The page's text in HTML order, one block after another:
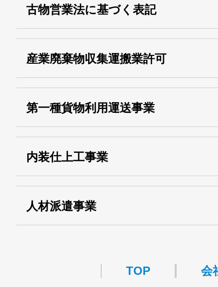
古物営業法に基づく表記
産業廃棄物収集運搬業許可
運搬業許可証番号：
13000155805
第一種貨物利用運送事業
事業
関自貨：
内装仕上工事業
人材派遣事業
TOP
会